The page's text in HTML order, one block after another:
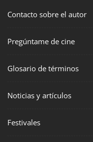
Contacto sobre el autor
Pregúntame de cine
Glosario de términos
Noticias y artículos
Festivales